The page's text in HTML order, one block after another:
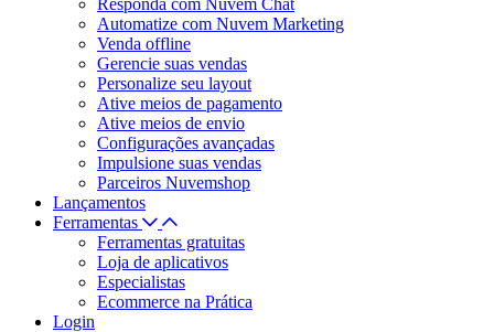
Responda com Nuvem Chat
Automatize com Nuvem Marketing
Venda offline
Gerencie suas vendas
Personalize seu layout
Ative meios de pagamento
Ative meios de envio
Configurações avançadas
Impulsione suas vendas
Parceiros Nuvemshop
Lançamentos
Ferramentas
Ferramentas gratuitas
Loja de aplicativos
Especialistas
Ecommerce na Prática
Login